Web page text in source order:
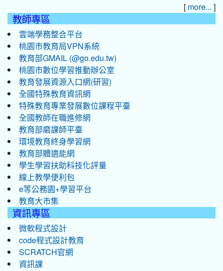
[ more... ]
教師專區
雲端學務整合平台
桃園市教育局VPN系統
教育部GMAIL (@go.edu.tw)
桃園市數位學習推動辦公室
教育發展資源入口網(研習)
全國特殊教育資訊網
特殊教育專業發展數位課程平臺
全國教師在職進修網
教育部磨課師平臺
環境教育終身學習網
教育部體適能網
學生學習扶助科技化評量
線上教學便利包
e等公務園+學習平台
教育大市集
資訊專區
微軟程式設計
code程式設計教育
SCRATCH官網
資訊課